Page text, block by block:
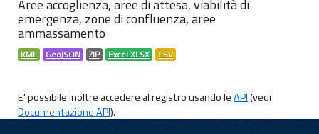
Aree accoglienza, aree di attesa, viabilità di
emergenza, zone di confluenza, aree
ammassamento
KML GeoJSON ZIP Excel XLSX CSV
E' possibile inoltre accedere al registro usando leAPI(vedi
Documentazione API).